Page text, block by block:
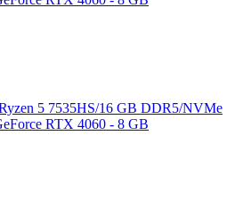
5 7535HS/16 GB DDR5/NVMe
RTX 4060 - 8 GB